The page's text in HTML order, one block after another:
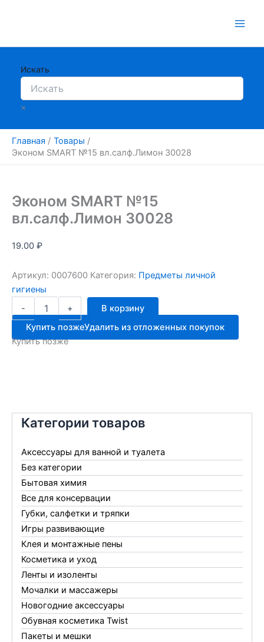
Искать
×
Главная
Товары
Эконом SMART №15 вл.салф.Лимон 30028
Категории товаров
Аксессуары для ванной и туалета
Без категории
Бытовая химия
Все для консервации
Губки, салфетки и тряпки
Игры развивающие
Клея и монтажные пены
Косметика и уход
Ленты и изоленты
Мочалки и массажеры
Новогодние аксессуары
Обувная косметика Twist
Пакеты и мешки
Эконом SMART №15
вл.салф.Лимон 30028
19.00 ₽
Артикул: 0007600 Категория: Предметы личной
гигиены
-
Количество
товара
Эконом
SMART
№15
+
В корзину
Купить позжеУдалить из отложенных покупок
Купить позже